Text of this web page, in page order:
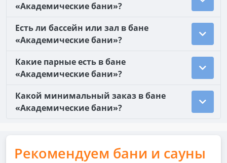
«Академические бани»?
Есть ли бассейн или зал в бане
«Академические бани»?
Какие парные есть в бане
«Академические бани»?
Какой минимальный заказ в бане
«Академические бани»?
Рекомендуем бани и сауны